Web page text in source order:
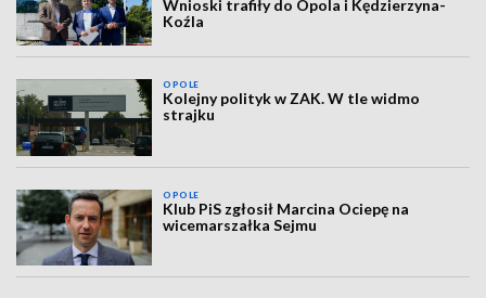
Wnioski trafiły do Opola i Kędzierzyna-
Koźla
OPOLE
Kolejny polityk w ZAK. W tle widmo
strajku
OPOLE
Klub PiS zgłosił Marcina Ociepę na
wicemarszałka Sejmu